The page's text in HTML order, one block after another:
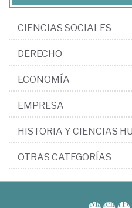
CIENCIAS SOCIALES
DERECHO
ECONOMÍA
EMPRESA
HISTORIA Y CIENCIAS
OTRAS CATEGORÍAS